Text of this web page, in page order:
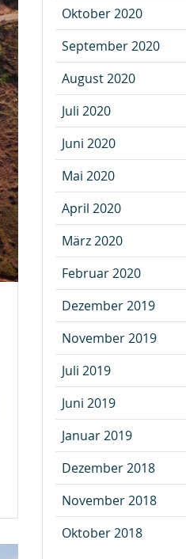
Oktober 2020
September 2020
August 2020
Juli 2020
Juni 2020
Mai 2020
April 2020
März 2020
Februar 2020
Dezember 2019
November 2019
Juli 2019
Juni 2019
Januar 2019
Dezember 2018
November 2018
Oktober 2018